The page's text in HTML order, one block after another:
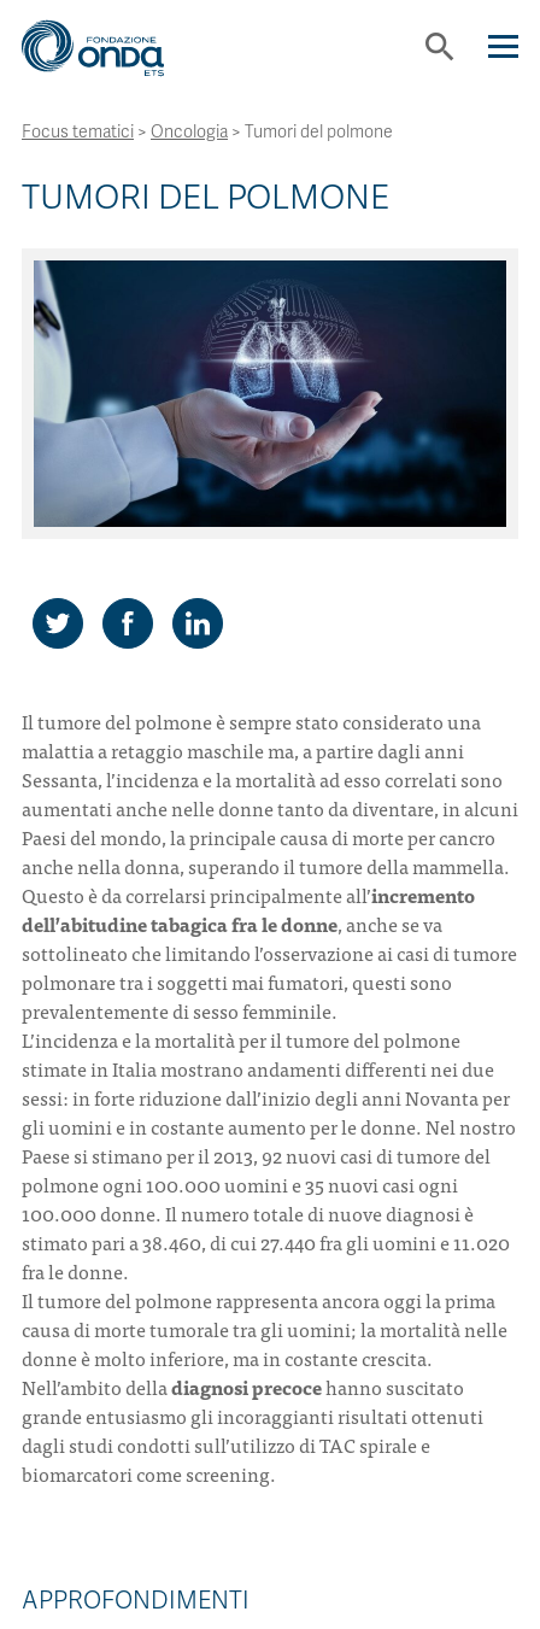
search
CHI SIAMO
STRUMENTI
PROGETTI
NEWS
CONTATTI
ITA ENG
Focus tematici > Oncologia > Tumori del polmone
TUMORI DEL POLMONE
Il tumore del polmone è sempre stato considerato una
malattia a retaggio maschile ma, a partire dagli anni
Sessanta, l’incidenza e la mortalità ad esso correlati sono
aumentati anche nelle donne tanto da diventare, in alcuni
Paesi del mondo, la principale causa di morte per cancro
anche nella donna, superando il tumore della mammella.
Questo è da correlarsi principalmente all’incremento
dell’abitudine tabagica fra le donne, anche se va
sottolineato che limitando l’osservazione ai casi di tumore
polmonare tra i soggetti mai fumatori, questi sono
prevalentemente di sesso femminile.
L’incidenza e la mortalità per il tumore del polmone
stimate in Italia mostrano andamenti differenti nei due
sessi: in forte riduzione dall’inizio degli anni Novanta per
gli uomini e in costante aumento per le donne. Nel nostro
Paese si stimano per il 2013, 92 nuovi casi di tumore del
polmone ogni 100.000 uomini e 35 nuovi casi ogni
100.000 donne. Il numero totale di nuove diagnosi è
stimato pari a 38.460, di cui 27.440 fra gli uomini e 11.020
fra le donne.
Il tumore del polmone rappresenta ancora oggi la prima
causa di morte tumorale tra gli uomini; la mortalità nelle
donne è molto inferiore, ma in costante crescita.
Nell’ambito delladiagnosi precocehanno suscitato
grande entusiasmo gli incoraggianti risultati ottenuti
dagli studi condotti sull’utilizzo di TAC spirale e
biomarcatori come screening.
APPROFONDIMENTI